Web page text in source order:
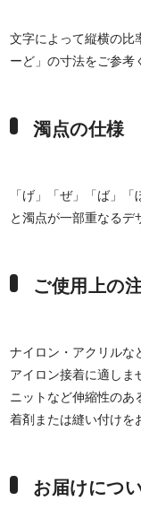
文字によって縦横の比
ーど」の寸法をご参考
濁点の仕様
「げ」「ぜ」「ば」
と濁点が一部重なるデ
ご使用上の
ナイロン・アクリルな
アイロン接着に適しま
ニットなど伸縮性のあ
着剤または縫い付けを
お届けにつ